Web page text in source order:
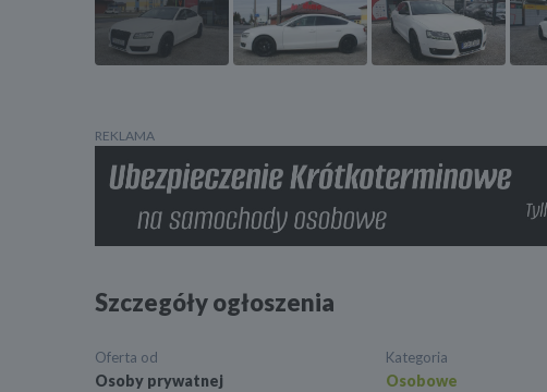
REKLAMA
Szczegóły ogłoszenia
Oferta od
Osoby prywatnej
Kategoria
Osobowe